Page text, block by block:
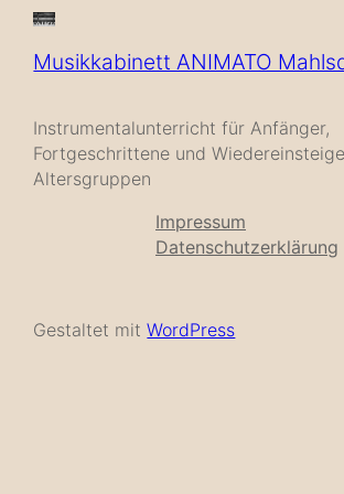
Musikkabinett ANIMATO
Instrumentalunterricht für Anfänger,
Fortgeschrittene und
Altersgruppen
Impressum
Datenschutzerklärung
Gestaltet mitWordPress